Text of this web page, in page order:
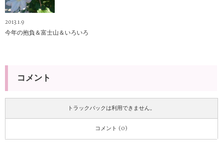
2013.1.9
今年の抱負＆富士山＆いろいろ
コメント
トラックバックは利用できません。
コメント (0)